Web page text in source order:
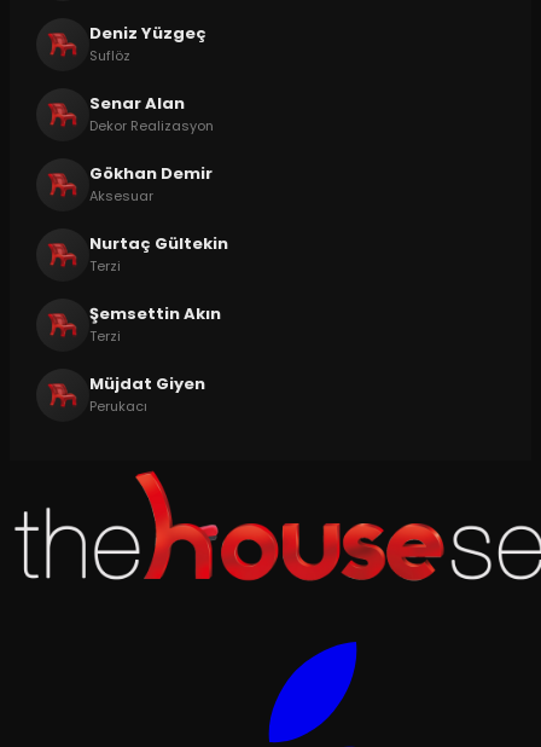
Deniz Yüzgeç
Suflöz
Senar Alan
Dekor Realizasyon
Gökhan Demir
Aksesuar
Nurtaç Gültekin
Terzi
Şemsettin Akın
Terzi
Müjdat Giyen
Perukacı